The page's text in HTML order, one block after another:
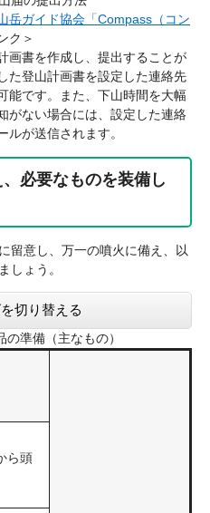
岳ガイド協会「Compass（コン
ク＞
画書を作成し、提出することが
た登山計画書を設定した連絡先
能です。また、下山時間を大幅
がない場合には、設定した連絡
ルが送信されます。
必要なものを装備し
留意し、万一の噴火に備え、以
しょう。
切り替える
準備（主なもの）
ら頭